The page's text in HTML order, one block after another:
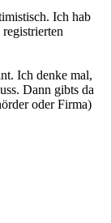
Ich hab
Ich denke mal,
Dann gibts da
oder Firma)